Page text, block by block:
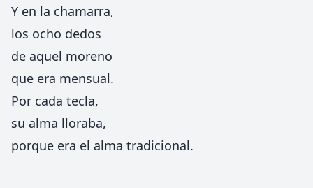
Y en la chamarra,
los ocho dedos
de aquel moreno
que era mensual.
Por cada tecla,
su alma lloraba,
porque era el alma tradicional.